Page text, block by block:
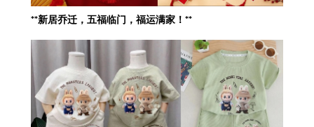
**新居乔迁，五福临门，福运满家！**